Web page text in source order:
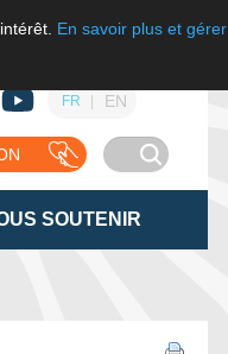
En savoir plus et gérer
FR EN
SOUTENIR